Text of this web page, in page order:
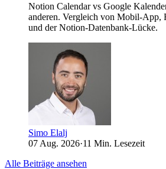
Notion Calendar vs Google
anderen. Vergleich von Mobil-App,
und der Notion-Datenbank-Lücke.
Simo Elalj
07 Aug. 2026·11 Min. Lesezeit
Alle Beiträge ansehen